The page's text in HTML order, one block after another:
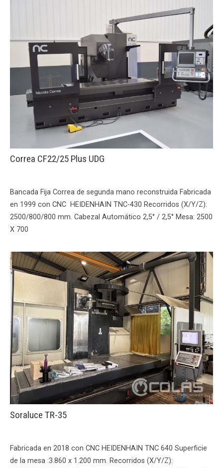
Correa CF22/25 Plus UDG
Bancada Fija Correa de segunda mano reconstruida Fabricada
en 1999 con CNC HEIDENHAIN TNC-430 Recorridos (X/Y/Z):
2500/800/800 mm. Cabezal Automático 2,5° / 2,5° Mesa: 2500
X 700
Soraluce TR-35
Fabricada en 2018 con CNC HEIDENHAIN TNC 640 Superficie
de la mesa :3.860 x 1.200 mm. Recorridos (X/Y/Z):